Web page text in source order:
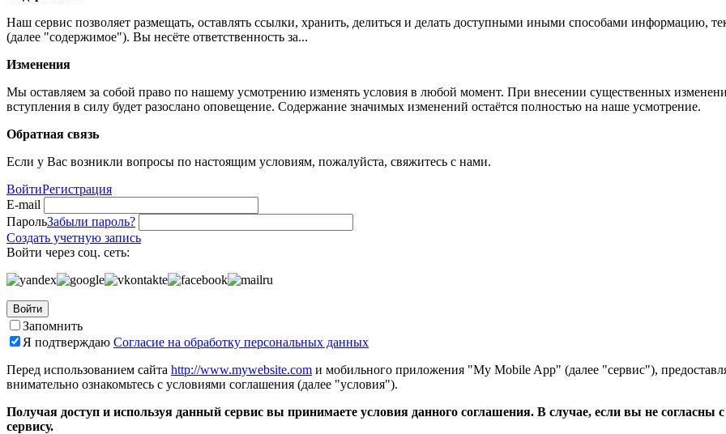
Наш сервис позволяет размещать, оставлять ссылки, хранить, делиться и делать доступными иными способами информацию,
(далее "содержимое"). Вы несёте ответственность за...
Изменения
Мы оставляем за собой право по нашему усмотрению изменять условия в любой момент. При внесении существенных
вступления в силу будет разослано оповещение. Содержание значимых изменений остаётся полностью на наше усмотрение.
Обратная связь
Если у Вас возникли вопросы по настоящим условиям, пожалуйста, свяжитесь с нами.
ВойтиРегистрация
E-mail
ПарольЗабыли пароль?
Создать учетную запись
Войти через соц. сеть:
Войти
Запомнить
Я подтверждаю Согласие на обработку персональных данных
Перед использованием сайта http://www.mywebsite.com и мобильного приложения "My Mobile App" (далее "сервис"),
внимательно ознакомьтесь с условиями соглашения (далее "условия").
Получая доступ и используя данный сервис вы принимаете условия данного соглашения. В случае, если вы не
сервису.